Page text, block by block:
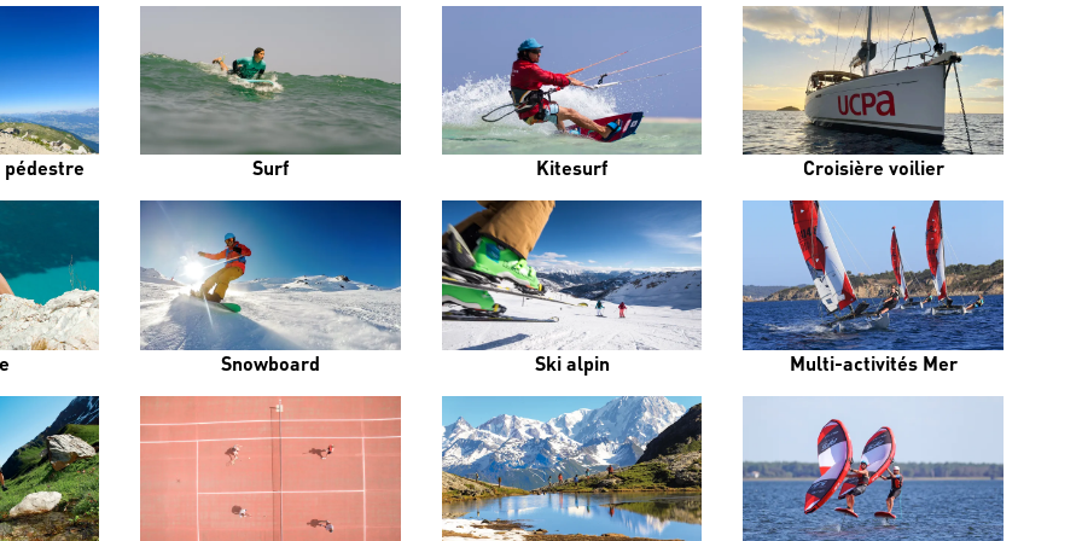
pédestre Surf Kitesurf Croisière voilier
Snowboard Ski alpin Multi-activités Mer